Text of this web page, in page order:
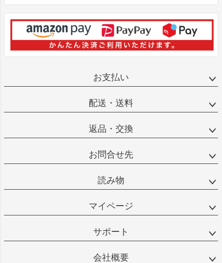
お支払い
配送・送料
返品・交換
お問合せ先
読み物
マイページ
サポート
会社概要